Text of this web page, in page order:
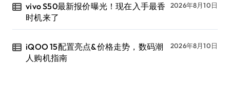
vivo S50最新报价曝光！现在入手最香
时机来了
2026年8月10日
iQOO 15配置亮点&价格走势，数码潮
人购机指南
2026年8月10日